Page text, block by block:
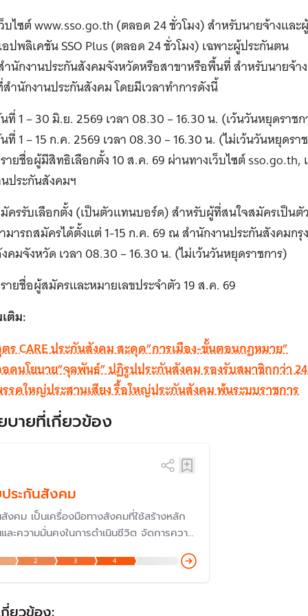
บไซต์ www.sso.go.th (ตลอด 24 ชั่วโมง) สำหรับนายจ้างแล
ปพลิเคชัน SSO Plus (ตลอด 24 ชั่วโมง) เฉพาะผู้ประกันตน
นักงานประกันสังคมจังหวัดหรือสาขาหรือพื้นที่ สำหรับนายจ้า
ำนักงานประกันสังคม โดยมีเวลาทำการดังนี้
ที่ 1 – 30 มิ.ย. 2569 เวลา 08.30 – 16.30 น. (เว้นวันหยุดราช
ที่ 1 – 15 ก.ค. 2569 เวลา 08.30 – 16.30 น. (ไม่เว้นวันหยุดรา
ายชื่อผู้มีสิทธิเลือกตั้ง 10 ส.ค. 69 ผ่านทางเว็บไซต์
ประกันสังคมฯ
ครรับเลือกตั้ง (เป็นตัวแทนบอร์ด) สำหรับผู้ที่สนใจสมัครเป็นตั
มารถสมัครได้ตั้งแต่ 1-15 ก.ค. 69 ณ สำนักงานประกันสังคมก
คมจังหวัด เวลา 08.30 – 16.30 น. (ไม่เว้นวันหยุดราชการ)
ายชื่อผู้สมัครและหมายเลขประจำตัว 19 ส.ค. 69
ติม:
ร CARE ประกันสังคม สะดุด”การเมือง-ขั้นตอนกฎหมาย”
ดนโยบาย”จุลพันธ์” ปฏิรูปประกันสังคม รองรับสมาชิกกว่า
รคใหญ่ประสานเสียง รื้อใหญ่ประกันสังคม พ้นระบบราชการ
บายที่เกี่ยวข้อง
ระกันสังคม
งคม เป็นเครื่องมือทางสังคมที่ใช้สร้างหลัก
ละความมั่นคงในการดำเนินชีวิต จัดการความ
เช่น เจ็บป่วย อุบัติเหตุ เสียชีวิต ซึ่งเป็นเรื่อง
ฐบาลประเทศต่าง ๆ ใช้เพื่อให้หลักประกัน
2 3 4
ยวข้อง: